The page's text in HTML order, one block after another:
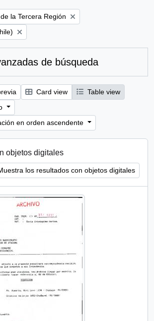
la Tercera Región
de búsqueda
Card view
Table view
en orden ascendente
objetos digitales
los resultados con objetos digitales